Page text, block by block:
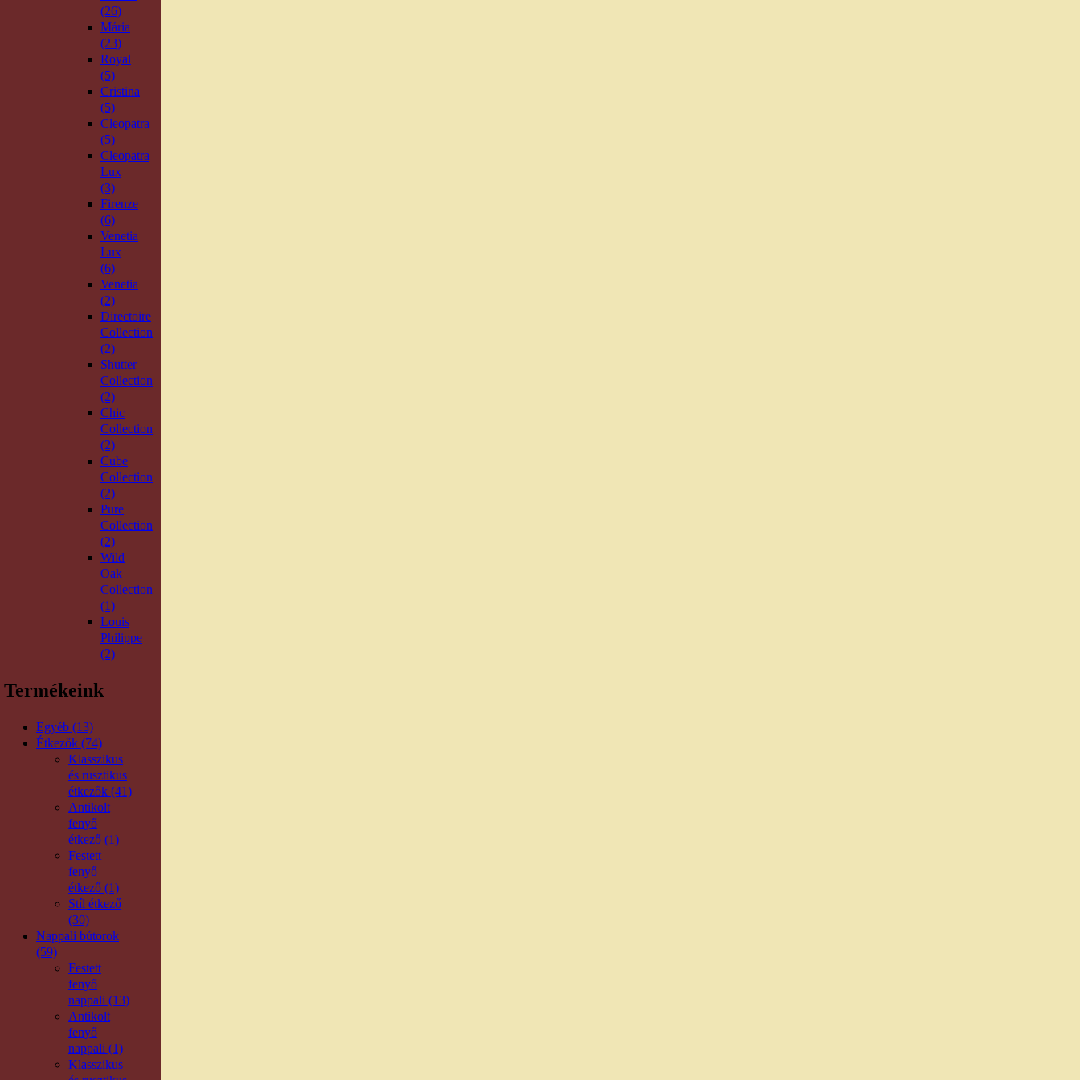
(26)
Mária
(23)
Royal
(5)
Cristina
(5)
Cleopatra
(5)
Cleopatra
Lux
(3)
Firenze
(6)
Venetia
Lux
(6)
Venetia
(2)
Directoire
Collection
(2)
Shutter
Collection
(2)
Chic
Collection
(2)
Cube
Collection
(2)
Pure
Collection
(2)
Wild
Oak
Collection
(1)
Louis
Philippe
(2)
Termékeink
Egyéb (13)
Étkezők (74)
Klasszikus
és rusztikus
étkezők (41)
Antikolt
fenyő
étkező (1)
Festett
fenyő
étkező (1)
Stíl étkező
(30)
Nappali bútorok
(59)
Festett
fenyő
nappali (13)
Antikolt
fenyő
nappali (1)
Klasszikus